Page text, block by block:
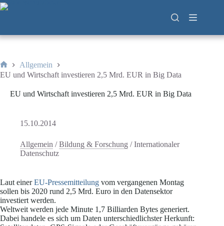
Zum
Inhalt
Start
Allgemein
EU und Wirtschaft investieren 2,5 Mrd. EUR in Big Data
EU und Wirtschaft investieren 2,5 Mrd. EUR in Big Data
15.10.2014
Allgemein /Bildung & Forschung /Internationaler
Datenschutz
Laut einerEU-Pressemitteilung vom vergangenen Montag
sollen bis 2020 rund 2,5 Mrd. Euro in den Datensektor
investiert werden.
Weltweit werden jede Minute 1,7 Billiarden Bytes generiert.
Dabei handele es sich um Daten unterschiedlichster Herkunft: